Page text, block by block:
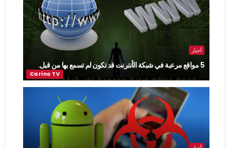
أخبار
5 مواقع مرعبة في شبكة الأنترنت قد تكون لم تسمع بها من قبل.